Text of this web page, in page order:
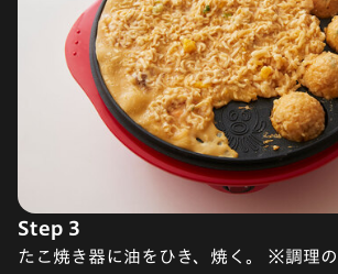
Step 3
たこ焼き器に油をひき、焼く。 ※調理